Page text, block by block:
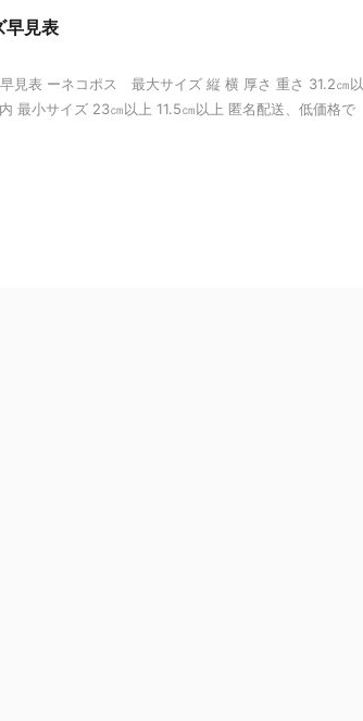
早見表
見表 ーネコポス 最大サイズ 縦 横 厚さ 重さ 31.2㎝以
最小サイズ 23㎝以上 11.5㎝以上 匿名配送、低価格で